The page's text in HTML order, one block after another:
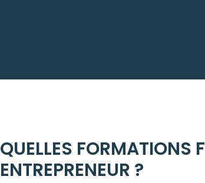
QUELLES FORMATIONS
ENTREPRENEUR ?